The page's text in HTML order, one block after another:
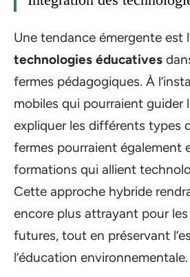
Une tendance émergente est
technologies éducatives
fermes pédagogiques. À
mobiles qui pourraient guider
expliquer les différents types
fermes pourraient également
formations qui allient
Cette approche hybride
encore plus attrayant pour
futures, tout en préservant
l’éducation environnementale.